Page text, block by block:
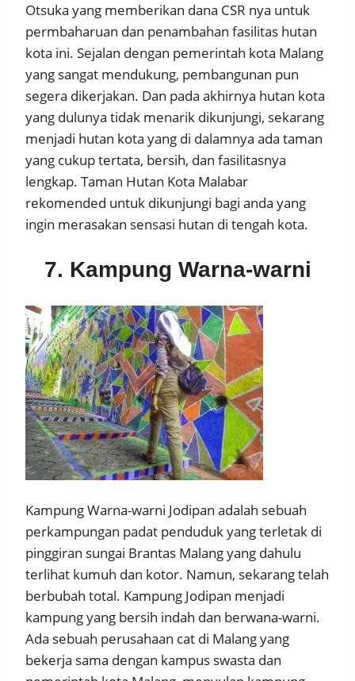
Otsuka yang memberikan dana CSR nya untuk
permbaharuan dan penambahan fasilitas hutan
kota ini. Sejalan dengan pemerintah kota Malang
yang sangat mendukung, pembangunan pun
segera dikerjakan. Dan pada akhirnya hutan kota
yang dulunya tidak menarik dikunjungi, sekarang
menjadi hutan kota yang di dalamnya ada taman
yang cukup tertata, bersih, dan fasilitasnya
lengkap. Taman Hutan Kota Malabar
rekomended untuk dikunjungi bagi anda yang
ingin merasakan sensasi hutan di tengah kota.
7. Kampung Warna-warni
Kampung Warna-warni Jodipan adalah sebuah
perkampungan padat penduduk yang terletak di
pinggiran sungai Brantas Malang yang dahulu
terlihat kumuh dan kotor. Namun, sekarang telah
berbubah total. Kampung Jodipan menjadi
kampung yang bersih indah dan berwana-warni.
Ada sebuah perusahaan cat di Malang yang
bekerja sama dengan kampus swasta dan